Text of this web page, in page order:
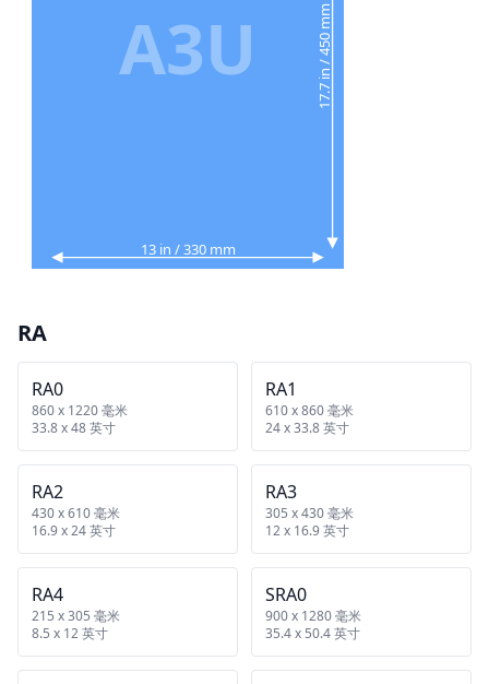
13 in / 330 mm
17.7 in / 450 mm
A3U
RA
RA0
860 x 1220 毫米
33.8 x 48 英寸
RA1
610 x 860 毫米
24 x 33.8 英寸
RA2
430 x 610 毫米
16.9 x 24 英寸
RA3
305 x 430 毫米
12 x 16.9 英寸
RA4
215 x 305 毫米
8.5 x 12 英寸
SRA0
900 x 1280 毫米
35.4 x 50.4 英寸